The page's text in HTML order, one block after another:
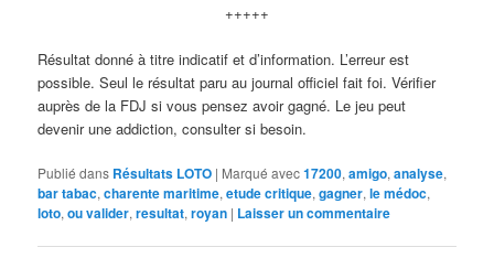
+++++
Résultat donné à titre indicatif et d’information. L’erreur est
possible. Seul le résultat paru au journal officiel fait foi. Vérifier
auprès de la FDJ si vous pensez avoir gagné. Le jeu peut
devenir une addiction, consulter si besoin.
Publié dans Résultats LOTO | Marqué avec17200,amigo,analyse,
bar tabac,charente maritime,etude critique,gagner,le médoc,
loto,ou valider,resultat,royan | Laisser un commentaire